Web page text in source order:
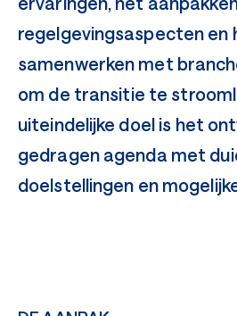
regelgevingsaspecten en
samenwerken met
om de transitie te
uiteindelijke doel is het
gedragen agenda met
doelstellingen en